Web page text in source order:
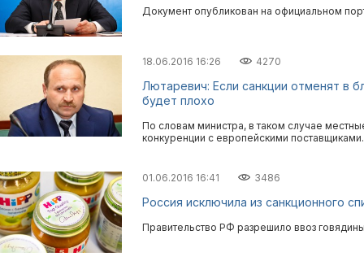
Документ опубликован на официальном
18.06.2016 16:26 4270
Лютаревич: Если санкции отменят в
будет плохо
По словам министра, в таком случае
конкуренции с европейскими поставщиками.
01.06.2016 16:41 3486
Россия исключила из санкционного
Правительство РФ разрешило ввоз